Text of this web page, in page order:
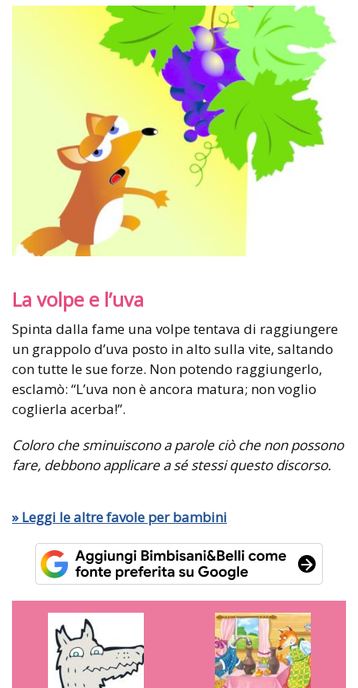
La volpe e l’uva
Spinta dalla fame una volpe tentava di raggiungere
un grappolo d’uva posto in alto sulla vite, saltando
con tutte le sue forze. Non potendo raggiungerlo,
esclamò: “L’uva non è ancora matura; non voglio
coglierla acerba!”.
Coloro che sminuiscono a parole ciò che non possono
fare, debbono applicare a sé stessi questo discorso.
» Leggi le altre favole per bambini